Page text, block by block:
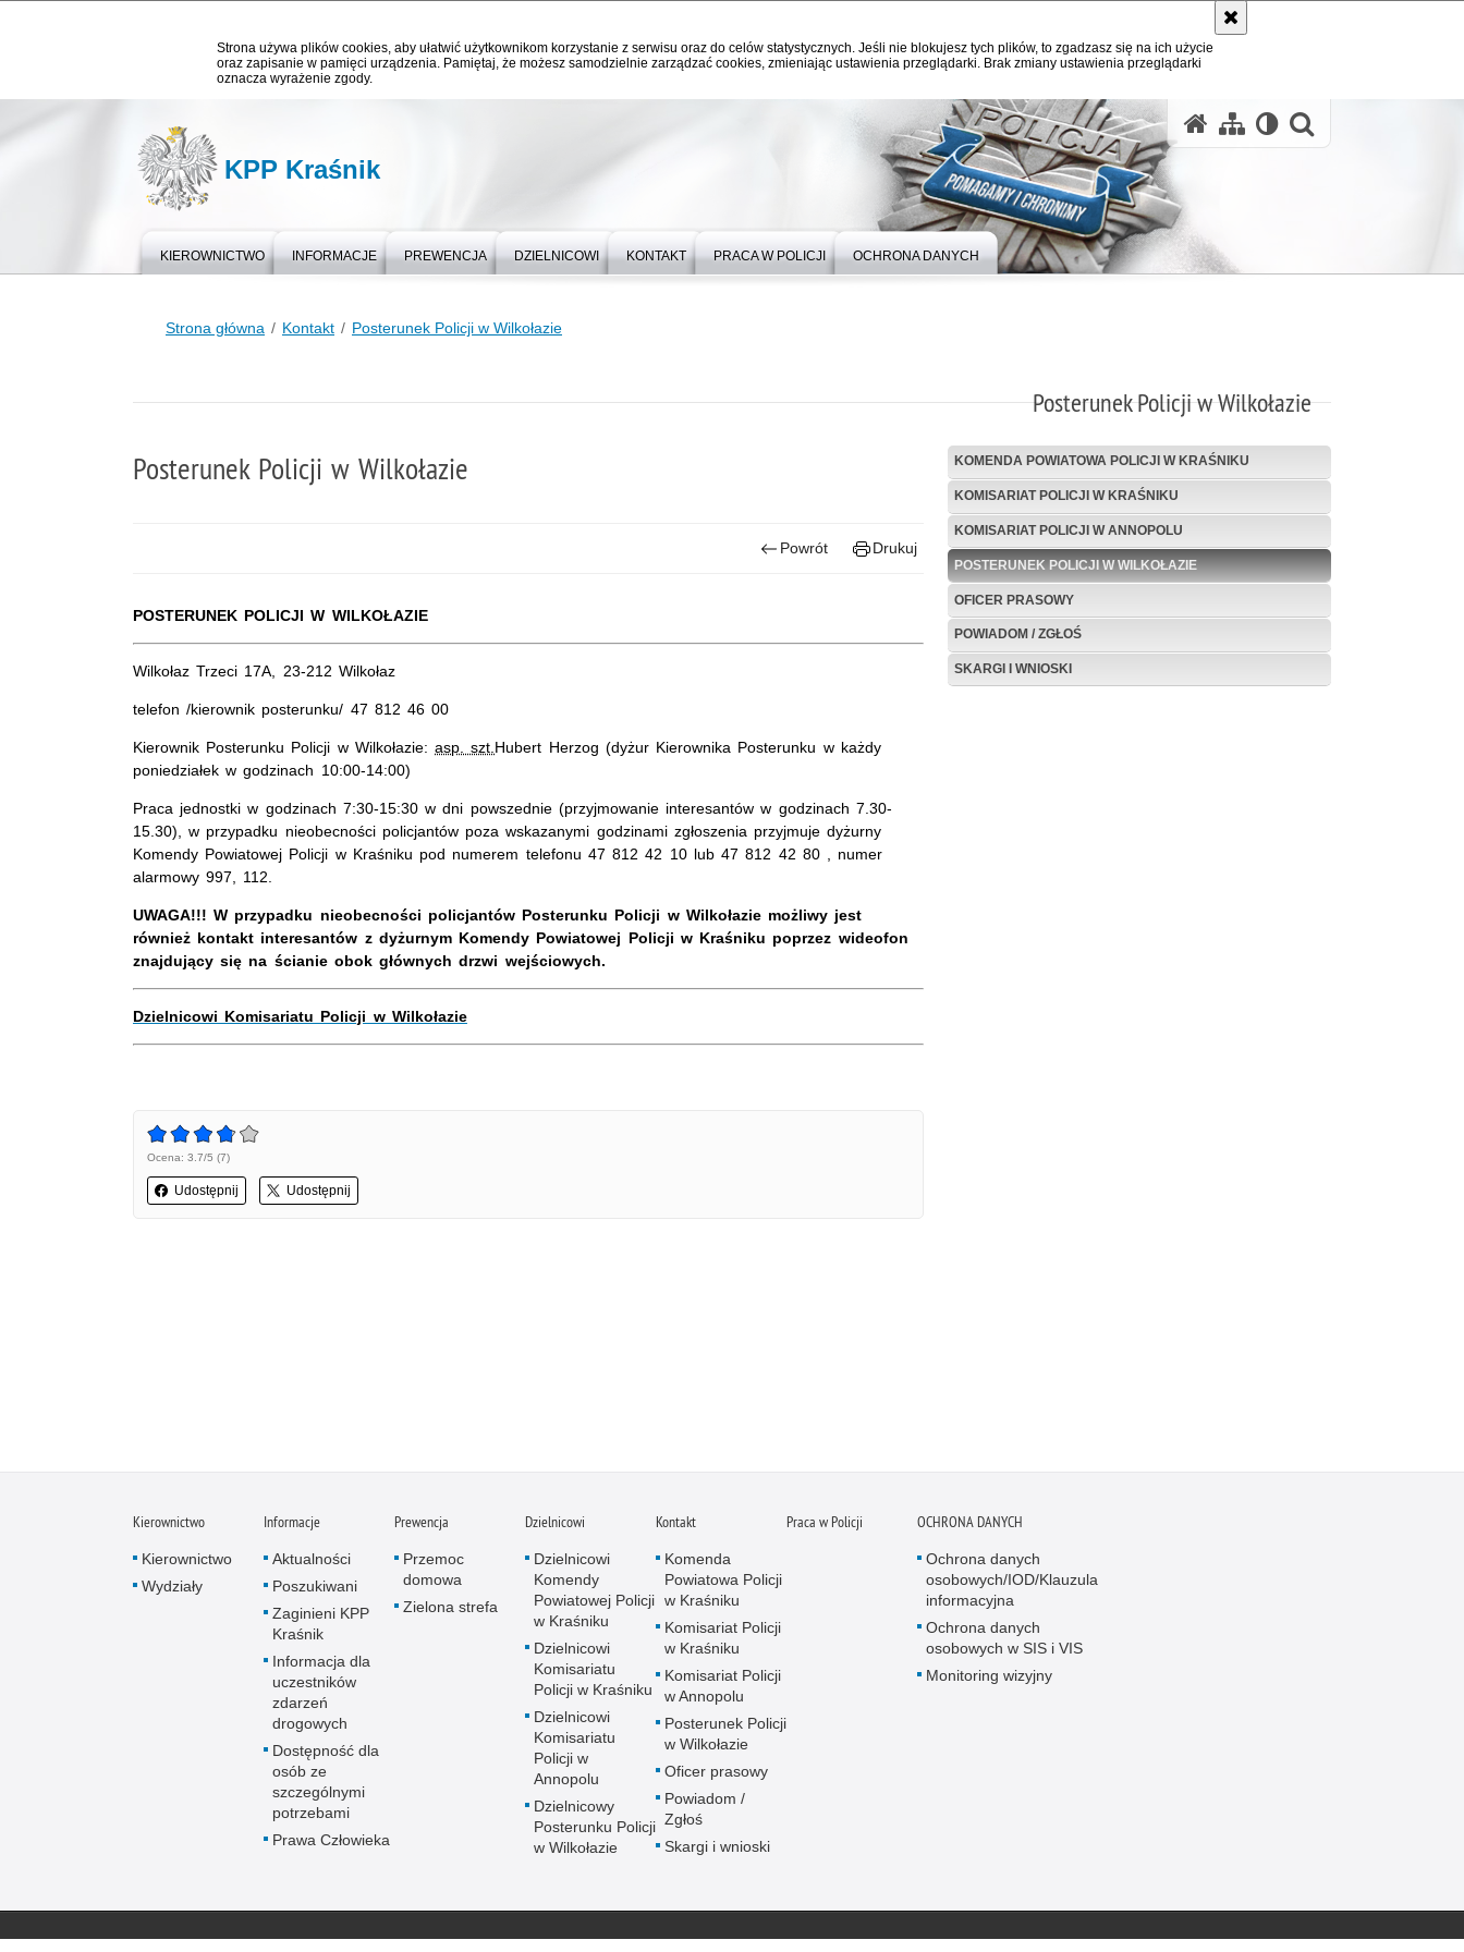
Strona używa plików cookies, aby ułatwić użytkownikom korzystanie z serwisu oraz do celów statystycznych. Jeśli nie blokujesz tych plików, to zgadzasz się na ich użycie
oraz zapisanie w pamięci urządzenia. Pamiętaj, że możesz samodzielnie zarządzać cookies, zmieniając ustawienia przeglądarki. Brak zmiany ustawienia przeglądarki
oznacza wyrażenie zgody.
KPP Kraśnik
KIEROWNICTWO INFORMACJE PREWENCJA DZIELNICOWI KONTAKT PRACA W POLICJI OCHRONA DANYCH
Strona główna Kontakt Posterunek Policji w Wilkołazie
Posterunek Policji w Wilkołazie
Posterunek Policji w Wilkołazie
Powrót Drukuj
POSTERUNEK POLICJI W WILKOŁAZIE
Wilkołaz Trzeci 17A, 23-212 Wilkołaz
telefon /kierownik posterunku/ 47 812 46 00
Kierownik Posterunku Policji w Wilkołazie:asp. szt. Hubert Herzog (dyżur Kierownika Posterunku w każdy
poniedziałek w godzinach 10:00-14:00)
Praca jednostki w godzinach 7:30-15:30 w dni powszednie (przyjmowanie interesantów w godzinach 7.30-
15.30), w przypadku nieobecności policjantów poza wskazanymi godzinami zgłoszenia przyjmuje dyżurny
Komendy Powiatowej Policji w Kraśniku pod numerem telefonu 47 812 42 10 lub 47 812 42 80 , numer
alarmowy 997, 112.
UWAGA!!! W przypadku nieobecności policjantów Posterunku Policji w Wilkołazie możliwy jest
również kontakt interesantów z dyżurnym Komendy Powiatowej Policji w Kraśniku poprzez wideofon
znajdujący się na ścianie obok głównych drzwi wejściowych.
Dzielnicowi Komisariatu Policji w Wilkołazie
Ocena: 3.7/5 (7)
Udostępnij Udostępnij
KOMENDA POWIATOWA POLICJI W KRAŚNIKU
KOMISARIAT POLICJI W KRAŚNIKU
KOMISARIAT POLICJI W ANNOPOLU
POSTERUNEK POLICJI W WILKOŁAZIE
OFICER PRASOWY
POWIADOM / ZGŁOŚ
SKARGI I WNIOSKI
Kierownictwo
Kierownictwo
Wydziały
Informacje
Aktualności
Poszukiwani
Zaginieni KPP
Kraśnik
Informacja dla
uczestników
zdarzeń
drogowych
Dostępność dla
osób ze
szczególnymi
potrzebami
Prawa Człowieka
Prewencja
Przemoc
domowa
Zielona strefa
Dzielnicowi
Dzielnicowi
Komendy
Powiatowej Policji
w Kraśniku
Dzielnicowi
Komisariatu
Policji w Kraśniku
Dzielnicowi
Komisariatu
Policji w
Annopolu
Dzielnicowy
Posterunku Policji
w Wilkołazie
Kontakt
Komenda
Powiatowa Policji
w Kraśniku
Komisariat Policji
w Kraśniku
Komisariat Policji
w Annopolu
Posterunek Policji
w Wilkołazie
Oficer prasowy
Powiadom /
Zgłoś
Skargi i wnioski
Praca w Policji OCHRONA DANYCH
Ochrona danych
osobowych/IOD/Klauzula
informacyjna
Ochrona danych
osobowych w SIS i VIS
Monitoring wizyjny